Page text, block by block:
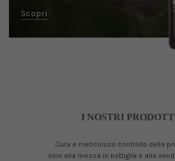
Scopri
I NOSTRI
Cura e meticoloso controllo della
sino alla messa in bottiglia e alla